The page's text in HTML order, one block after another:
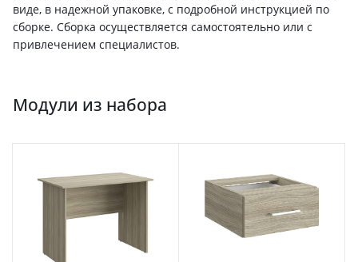
виде, в надежной упаковке, с подробной инструкцией по
сборке. Сборка осуществляется самостоятельно или с
привлечением специалистов.
Модули из набора